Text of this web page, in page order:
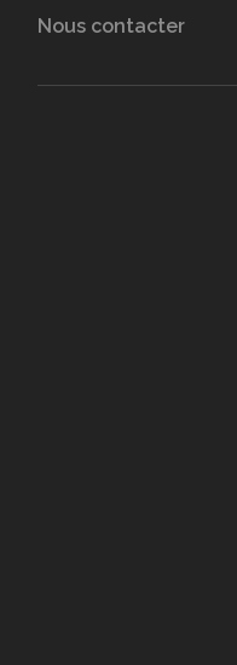
Nous contacter